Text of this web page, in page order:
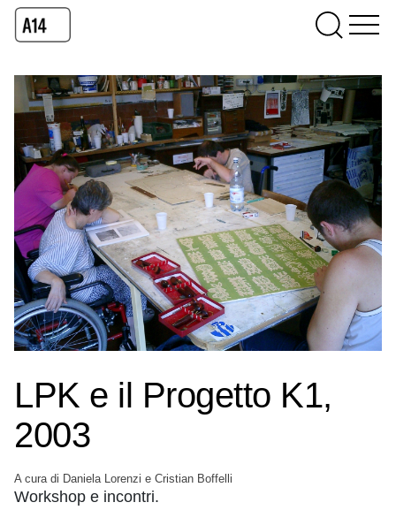
LPK e il Progetto K1,
2003
A cura di Daniela Lorenzi e Cristian Boffelli
Workshop e incontri.